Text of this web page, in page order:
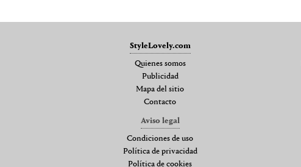
StyleLovely.com
Quienes somos
Publicidad
Mapa del sitio
Contacto
Aviso legal
Condiciones de uso
Política de privacidad
Política de cookies